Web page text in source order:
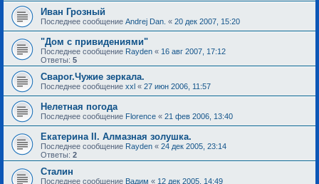
Иван Грозный
Последнее сообщение Andrej Dan. « 20 дек 2007, 15:20
"Дом с привидениями"
Последнее сообщение Rayden « 16 авг 2007, 17:12
Ответы: 5
Сварог.Чужие зеркала.
Последнее сообщение xxl « 27 июн 2006, 11:57
Нелетная погода
Последнее сообщение Florence « 21 фев 2006, 13:40
Екатерина II. Алмазная золушка.
Последнее сообщение Rayden « 24 дек 2005, 23:14
Ответы: 2
Сталин
Последнее сообщение Вадим « 12 дек 2005, 14:49